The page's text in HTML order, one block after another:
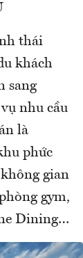
thái
khách
sang
nhu cầu
là
phức
gian
gym,
Dining…